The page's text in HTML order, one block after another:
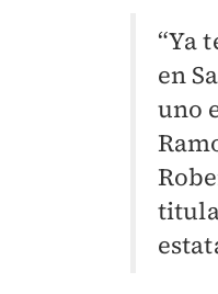
“Ya
en
uno